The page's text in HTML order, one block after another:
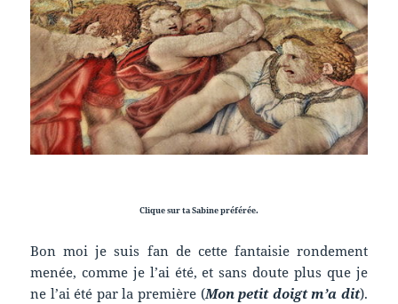
Clique sur ta Sabine préférée.
Bon moi je suis fan de cette fantaisie rondement
menée, comme je l’ai été, et sans doute plus que je
ne l’ai été par la première (Mon petit doigt m’a dit).